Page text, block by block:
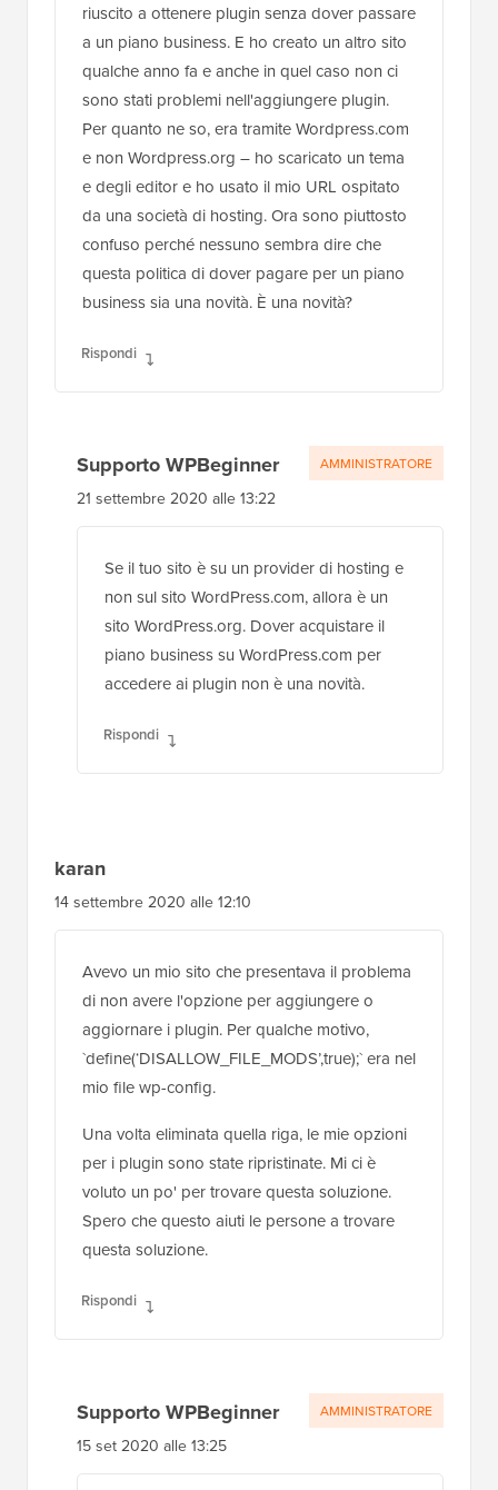
riuscito a ottenere plugin senza dover passare
a un piano business. E ho creato un altro sito
qualche anno fa e anche in quel caso non ci
sono stati problemi nell'aggiungere plugin.
Per quanto ne so, era tramite Wordpress.com
e non Wordpress.org – ho scaricato un tema
e degli editor e ho usato il mio URL ospitato
da una società di hosting. Ora sono piuttosto
confuso perché nessuno sembra dire che
questa politica di dover pagare per un piano
business sia una novità. È una novità?
Rispondi
Supporto WPBeginner
21 settembre 2020 alle 13:22
Se il tuo sito è su un provider di hosting e
non sul sito WordPress.com, allora è un
sito WordPress.org. Dover acquistare il
piano business su WordPress.com per
accedere ai plugin non è una novità.
Rispondi
AMMINISTRATORE
karan
14 settembre 2020 alle 12:10
Avevo un mio sito che presentava il problema
di non avere l'opzione per aggiungere o
aggiornare i plugin. Per qualche motivo,
`define(‘DISALLOW_FILE_MODS’,true);` era nel
mio file wp-config.
Una volta eliminata quella riga, le mie opzioni
per i plugin sono state ripristinate. Mi ci è
voluto un po' per trovare questa soluzione.
Spero che questo aiuti le persone a trovare
questa soluzione.
Rispondi
Supporto WPBeginner
15 set 2020 alle 13:25
AMMINISTRATORE